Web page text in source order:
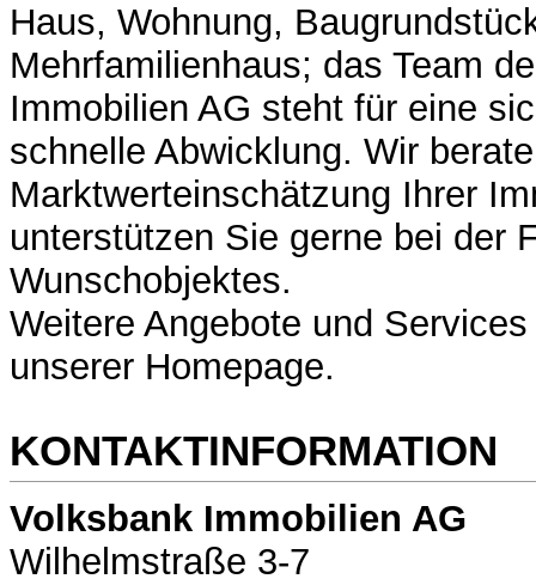
Haus, Wohnung,
Mehrfamilienhaus; das Team
Immobilien AG steht für eine
schnelle Abwicklung. Wir
Marktwerteinschätzung Ihrer
unterstützen Sie gerne bei der
Wunschobjektes.
Weitere Angebote und
unserer Homepage.
KONTAKTINFORMATION
Volksbank Immobilien AG
Wilhelmstraße 3-7